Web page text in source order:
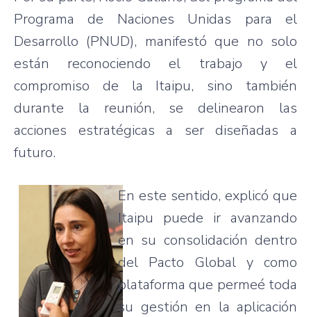
Programa de Naciones Unidas para el
Desarrollo (PNUD), manifestó que no solo
están reconociendo el trabajo y el
compromiso de la Itaipu, sino también
durante la reunión, se delinearon las
acciones estratégicas a ser diseñadas a
futuro.
En este sentido, explicó que
Itaipu puede ir avanzando
en su consolidación dentro
del Pacto Global y como
plataforma que permeé toda
su gestión en la aplicación